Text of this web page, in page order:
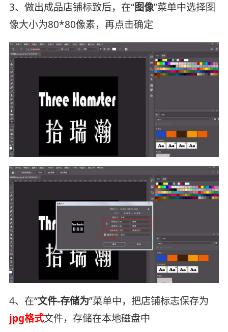
3、做出成品店铺标致后，在“图像”菜单中选择图
像大小为80*80像素，再点击确定
4、在“文件-存储为”菜单中，把店铺标志保存为
jpg格式文件，存储在本地磁盘中